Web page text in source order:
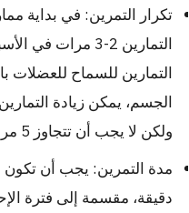
تكرار التمرين: في بداية
التمارين 2-3
التمارين للسماح للعضلات
ولكن لا يجب أن تتجاوز 5 مرات في الأسبوع.
دقيقة، مقسمة إلى فترة